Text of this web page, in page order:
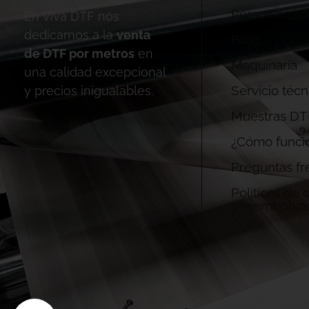
En Viva DTF nos
dedicamos a la venta
de DTF por metros en
una calidad excepcional
y precios inigualables.
Maquinaria
Servicio
Muestras
¿Cómo
Preguntas
Politicas de